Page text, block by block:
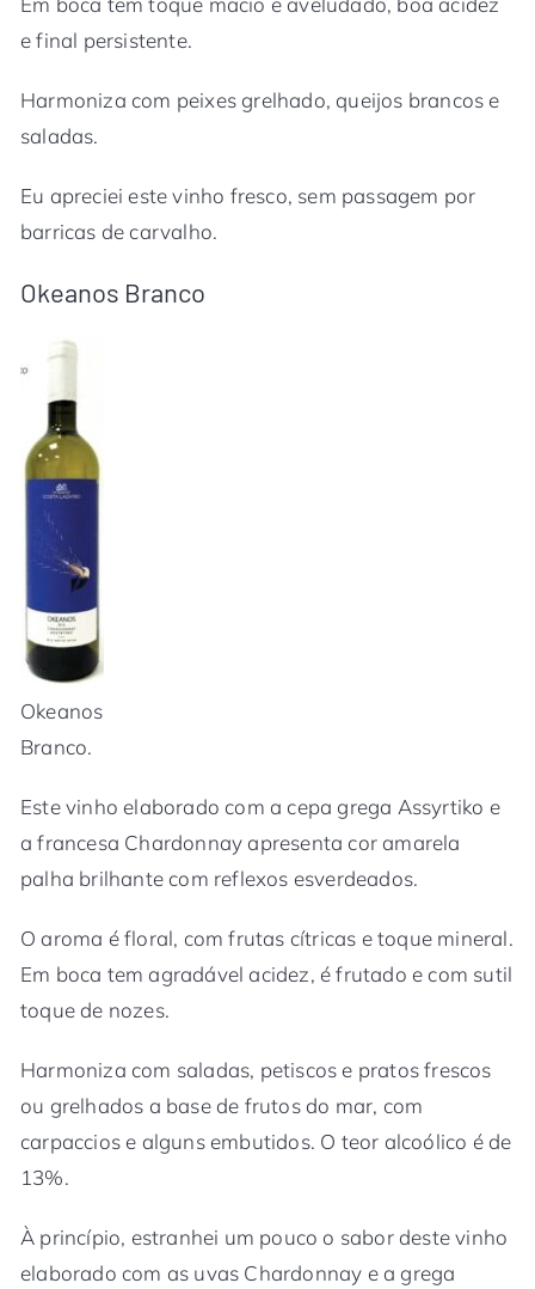
e final persistente.
Harmoniza com peixes grelhado, queijos brancos e
saladas.
Eu apreciei este vinho fresco, sem passagem por
barricas de carvalho.
Okeanos Branco
Okeanos
Branco.
Este vinho elaborado com a cepa grega Assyrtiko e
a francesa Chardonnay apresenta cor amarela
palha brilhante com reflexos esverdeados.
O aroma é floral, com frutas cítricas e toque mineral.
Em boca tem agradável acidez, é frutado e com sutil
toque de nozes.
Harmoniza com saladas, petiscos e pratos frescos
ou grelhados a base de frutos do mar, com
carpaccios e alguns embutidos. O teor alcoólico é de
13%.
À princípio, estranhei um pouco o sabor deste vinho
elaborado com as uvas Chardonnay e a grega